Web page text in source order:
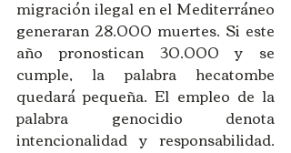
migración ilegal en el Mediterráneo
generaran 28.000 muertes. Si este
año pronostican 30.000 y se
cumple, la palabra hecatombe
quedará pequeña. El empleo de la
palabra genocidio denota
intencionalidad y responsabilidad.